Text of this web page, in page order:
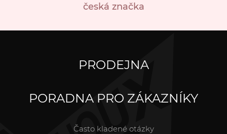
česká značka
PRODEJNA
PORADNA PRO ZÁKAZNÍKY
Často kladené otázky